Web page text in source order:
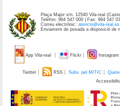
Plaça Major s/n. 12540 Vila-real
Telèfon: 964 547 000 | Fax: 964 547
Correu electrònic:atencio@vila-real.es
Enviament de posada a disposició de
App Vila-real Flickr Instagram
Twitter RSS Subv. pel MITIC